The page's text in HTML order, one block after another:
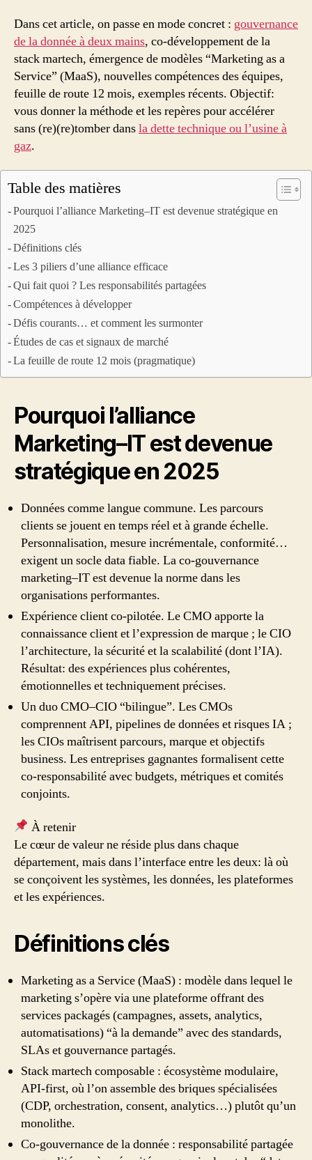
Dans cet article, on passe en mode concret : gouvernance
de la donnée à deux mains, co‑développement de la
stack martech, émergence de modèles “Marketing as a
Service” (MaaS), nouvelles compétences des équipes,
feuille de route 12 mois, exemples récents. Objectif:
vous donner la méthode et les repères pour accélérer
sans (re)(re)tomber dansla dette technique ou l’usine à
gaz.
Table des matières
Pourquoi l’alliance Marketing–IT est devenue stratégique en
2025
Définitions clés
Les 3 piliers d’une alliance efficace
Qui fait quoi ? Les responsabilités partagées
Compétences à développer
Défis courants… et comment les surmonter
Études de cas et signaux de marché
La feuille de route 12 mois (pragmatique)
Pourquoi l’alliance
Marketing–IT est devenue
stratégique en 2025
Données comme langue commune. Les parcours
clients se jouent en temps réel et à grande échelle.
Personnalisation, mesure incrémentale, conformité…
exigent un socle data fiable. La co‑gouvernance
marketing–IT est devenue la norme dans les
organisations performantes.
Expérience client co‑pilotée. Le CMO apporte la
connaissance client et l’expression de marque ; le CIO
l’architecture, la sécurité et la scalabilité (dont l’IA).
Résultat: des expériences plus cohérentes,
émotionnelles et techniquement précises.
Un duo CMO–CIO “bilingue”. Les CMOs
comprennent API, pipelines de données et risques IA ;
les CIOs maîtrisent parcours, marque et objectifs
business. Les entreprises gagnantes formalisent cette
co‑responsabilité avec budgets, métriques et comités
conjoints.
À retenir
Le cœur de valeur ne réside plus dans chaque
département, mais dans l’interface entre les deux: là où
se conçoivent les systèmes, les données, les plateformes
et les expériences.
Définitions clés
Marketing as a Service (MaaS) : modèle dans lequel le
marketing s’opère via une plateforme offrant des
services packagés (campagnes, assets, analytics,
automatisations) “à la demande” avec des standards,
SLAs et gouvernance partagés.
Stack martech composable : écosystème modulaire,
API‑first, où l’on assemble des briques spécialisées
(CDP, orchestration, consent, analytics…) plutôt qu’un
monolithe.
Co‑gouvernance de la donnée : responsabilité partagée